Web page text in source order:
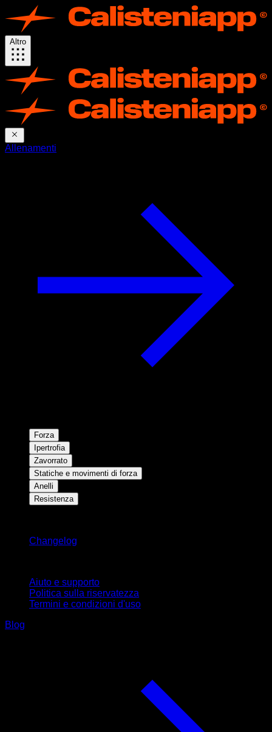
Altro
Allenamenti
Forza
Ipertrofia
Zavorrato
Statiche e movimenti di forza
Anelli
Resistenza
Changelog
Aiuto e supporto
Politica sulla riservatezza
Termini e condizioni d'uso
Blog